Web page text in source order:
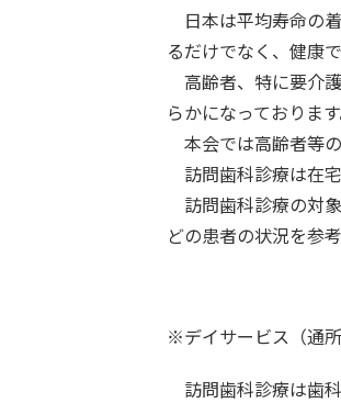
日本は平均寿命の
るだけでなく、健康
高齢者、特に要介
らかになっております
本会では高齢者等
訪問歯科診療は在
訪問歯科診療の対
どの患者の状況を参
※デイサービス（通
訪問歯科診療は歯